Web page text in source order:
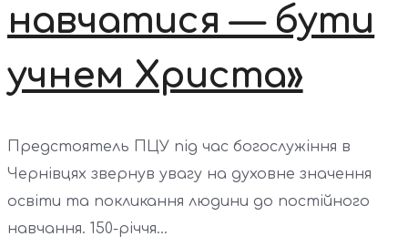
навчатися — бути
учнем Христа»
Предстоятель ПЦУ під час богослужіння в
Чернівцях звернув увагу на духовне значення
освіти та покликання людини до постійного
навчання. 150-річчя...